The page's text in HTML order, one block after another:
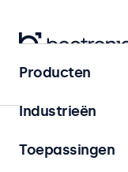
In-vehicle
Producten
Industrieën
Toepassingen